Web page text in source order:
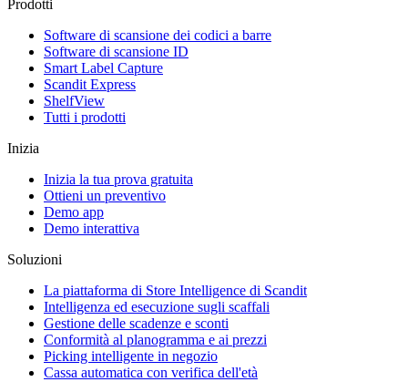
Prodotti
Software di scansione dei codici a barre
Software di scansione ID
Smart Label Capture
Scandit Express
ShelfView
Tutti i prodotti
Inizia
Inizia la tua prova gratuita
Ottieni un preventivo
Demo app
Demo interattiva
Soluzioni
La piattaforma di Store Intelligence di Scandit
Intelligenza ed esecuzione sugli scaffali
Gestione delle scadenze e sconti
Conformità al planogramma e ai prezzi
Picking intelligente in negozio
Cassa automatica con verifica dell'età